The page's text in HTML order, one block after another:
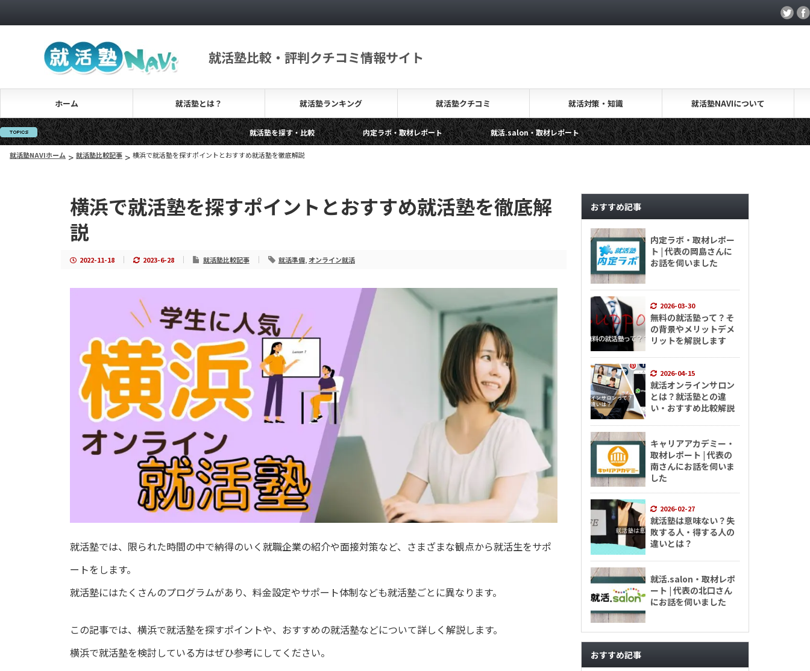
就活塾比較・評判クチコミ情報サイト
ホーム 就活塾とは？ 就活塾ランキング 就活塾クチコミ 就活対策・知識 就活塾NAVIについて
就活塾を探す・比較 内定ラボ・取材レポート 就活.salon・取材レポート
キャリアアカデミー・取材レポート
無料の就活塾って？その背景やメリットデメリットを解説します
就活塾NAVIホーム > 就活塾比較記事 > 横浜で就活塾を探すポイントとおすすめ就活塾を徹底解説
横浜で就活塾を探すポイントとおすすめ就活塾を徹底解
説
2022-11-18 2023-6-28 就活塾比較記事 就活準備, オンライン就活
就活塾では、限られた時間の中で納得のいく就職企業の紹介や面接対策など、さまざまな観点から就活生をサポ
ートをします。
就活塾にはたくさんのプログラムがあり、料金設定やサポート体制なども就活塾ごとに異なります。
この記事では、横浜で就活塾を探すポイントや、おすすめの就活塾などについて詳しく解説します。
横浜で就活塾を検討している方はぜひ参考にしてください。
おすすめ記事
内定ラボ・取材レポー
ト | 代表の岡島さんに
お話を伺いました
2026-03-30
無料の就活塾って？そ
の背景やメリットデメ
リットを解説します
2026-04-15
就活オンラインサロン
とは？就活塾との違
い・おすすめ比較解説
キャリアアカデミー・
取材レポート | 代表の
南さんにお話を伺いま
した
2026-02-27
就活塾は意味ない？失
敗する人・得する人の
違いとは？
就活.salon・取材レポ
ート | 代表の北口さん
にお話を伺いました
おすすめ記事